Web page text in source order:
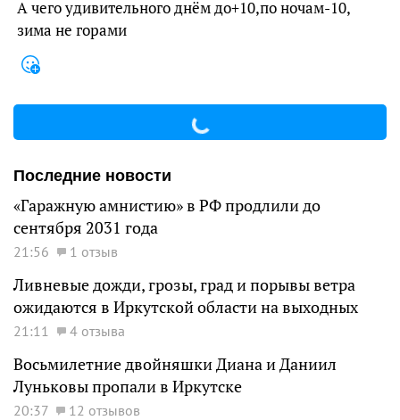
А чего удивительного днём до+10,по ночам-10,
зима не горами
Последние новости
«Гаражную амнистию» в РФ продлили до
сентября 2031 года
21:56 1 отзыв
Ливневые дожди, грозы, град и порывы ветра
ожидаются в Иркутской области на выходных
21:11 4 отзыва
Восьмилетние двойняшки Диана и Даниил
Луньковы пропали в Иркутске
20:37 12 отзывов